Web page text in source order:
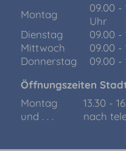
Montag
09.00 -
Uhr
Dienstag
09.00 -
Mittwoch
09.00 -
Donnerstag
09.00 -
Öffnungszeiten
Montag
13.30 -
und . . .
nach